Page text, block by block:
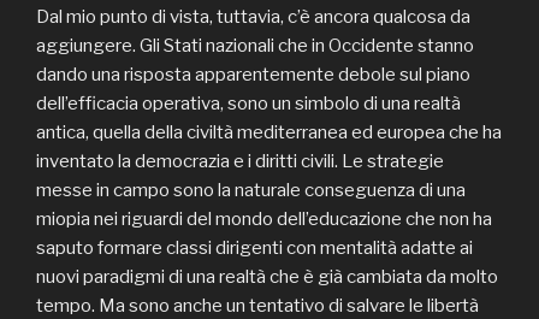
Dal mio punto di vista, tuttavia, c’è ancora qualcosa da
aggiungere. Gli Stati nazionali che in Occidente stanno
dando una risposta apparentemente debole sul piano
dell’efficacia operativa, sono un simbolo di una realtà
antica, quella della civiltà mediterranea ed europea che ha
inventato la democrazia e i diritti civili. Le strategie
messe in campo sono la naturale conseguenza di una
miopia nei riguardi del mondo dell’educazione che non ha
saputo formare classi dirigenti con mentalità adatte ai
nuovi paradigmi di una realtà che è già cambiata da molto
tempo. Ma sono anche un tentativo di salvare le libertà